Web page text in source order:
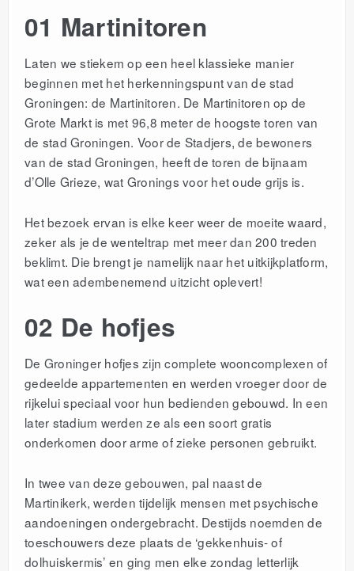
01 Martinitoren
Laten we stiekem op een heel klassieke manier
beginnen met het herkenningspunt van de stad
Groningen: de Martinitoren. De Martinitoren op de
Grote Markt is met 96,8 meter de hoogste toren van
de stad Groningen. Voor de Stadjers, de bewoners
van de stad Groningen, heeft de toren de bijnaam
d’Olle Grieze, wat Gronings voor het oude grijs is.
Het bezoek ervan is elke keer weer de moeite waard,
zeker als je de wenteltrap met meer dan 200 treden
beklimt. Die brengt je namelijk naar het uitkijkplatform,
wat een adembenemend uitzicht oplevert!
02 De hofjes
De Groninger hofjes zijn complete wooncomplexen of
gedeelde appartementen en werden vroeger door de
rijkelui speciaal voor hun bedienden gebouwd. In een
later stadium werden ze als een soort gratis
onderkomen door arme of zieke personen gebruikt.
In twee van deze gebouwen, pal naast de
Martinikerk, werden tijdelijk mensen met psychische
aandoeningen ondergebracht. Destijds noemden de
toeschouwers deze plaats de ‘gekkenhuis- of
dolhuiskermis’ en ging men elke zondag letterlijk